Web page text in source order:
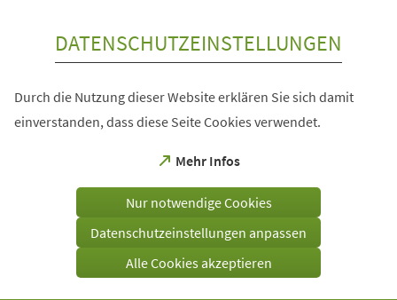
DATENSCHUTZEINSTELLUNGEN
Durch die Nutzung dieser Website erklären Sie sich damit
einverstanden, dass diese Seite Cookies verwendet.
Mehr Infos
(Öffnet
einem
Tab)
Nur notwendige Cookies
Datenschutzeinstellungen anpassen
Alle Cookies akzeptieren